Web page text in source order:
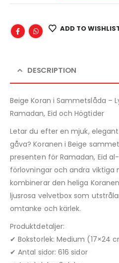
ADD TO
DESCRIPTION
Beige Koran i Sammetslåda –
Ramadan, Eid och Högtider
Letar du efter en mjuk,
gåva? Koranen i Beige
presenten för Ramadan, Eid
förlovningar och andra viktiga
kombinerar den heliga
ljusrosa velvetbox som
omtanke och kärlek.
Produktdetaljer:
✔ Bokstorlek: Medium (17×24
✔ Antal sidor: 616 sidor